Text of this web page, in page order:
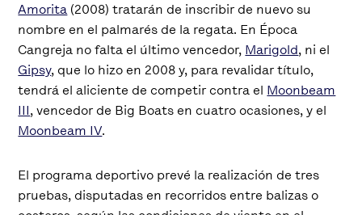
Amorita (2008) tratarán de inscribir de nuevo su
nombre en el palmarés de la regata. En Época
Cangreja no falta el último vencedor, Marigold, ni el
Gipsy, que lo hizo en 2008 y, para revalidar título,
tendrá el aliciente de competir contra el Moonbeam
III, vencedor de Big Boats en cuatro ocasiones, y el
Moonbeam IV.
El programa deportivo prevé la realización de tres
pruebas, disputadas en recorridos entre balizas o